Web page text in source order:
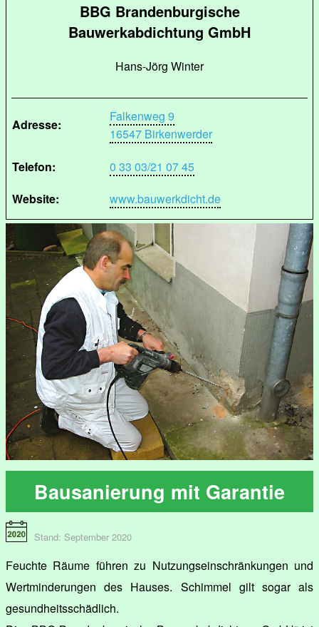
BBG Brandenburgische
Bauwerkabdichtung GmbH
Hans-Jörg Winter
Adresse:
Falkenweg 9
16547 Birkenwerder
Telefon:
0 33 03/21 07 45
Website:
www.bauwerkdicht.de
Bausanierung mit Garantie
Stand: September 2020
Feuchte Räume führen zu Nutzungseinschränkungen und
Wertminderungen des Hauses. Schimmel gilt sogar als
gesundheitsschädlich.